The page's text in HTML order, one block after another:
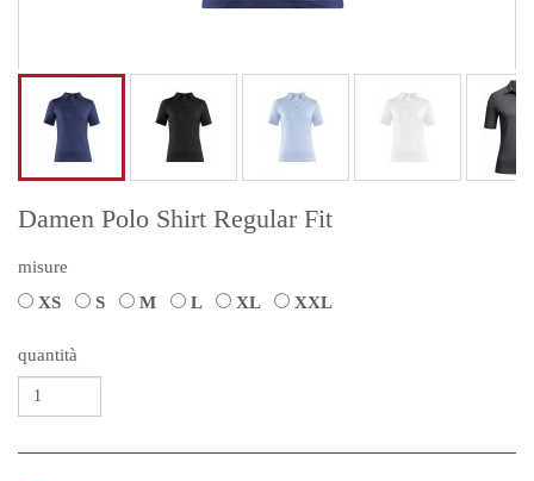
Damen Polo Shirt Regular Fit
misure
XS
S M L XL XXL
quantità